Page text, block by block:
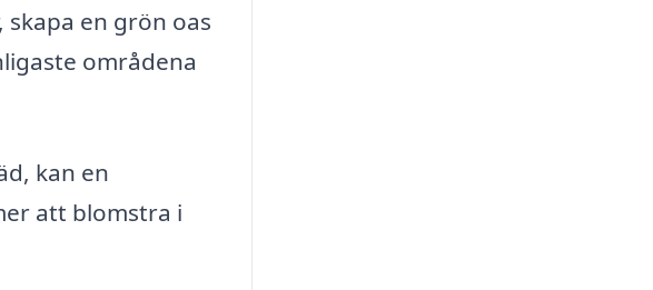
en grön oas
områdena
kan en
att blomstra i